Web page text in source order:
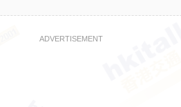
ADVERTISEMENT